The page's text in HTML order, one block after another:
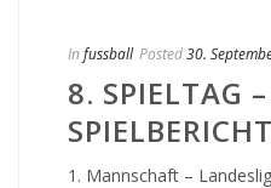
In fussball Posted30.
8. SPIELTAG –
1. Mannschaft –